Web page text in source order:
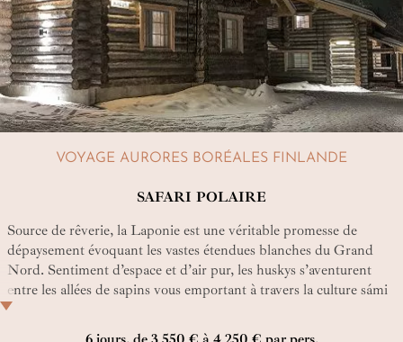
VOYAGE AURORES BORÉALES FINLANDE
SAFARI POLAIRE
Source de rêverie, la Laponie est une véritable promesse de
dépaysement évoquant les vastes étendues blanches du Grand
Nord. Sentiment d’espace et d’air pur, les huskys s’aventurent
entre les allées de sapins vous emportant à travers la culture sámi
et l’authenticité de ce voyage en Laponie finlandaise.